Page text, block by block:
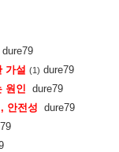
dure79
가설 (1) dure79
원인 dure79
안전성 dure79